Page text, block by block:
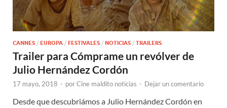
CANNES / EUROPA / FESTIVALES / NOTICIAS / TRAILERS
Trailer para Cómprame un revólver de
Julio Hernández Cordón
17 mayo, 2018 - porCine maldito noticias - Dejar un comentario
Desde que descubriámos a Julio Hernández Cordón en